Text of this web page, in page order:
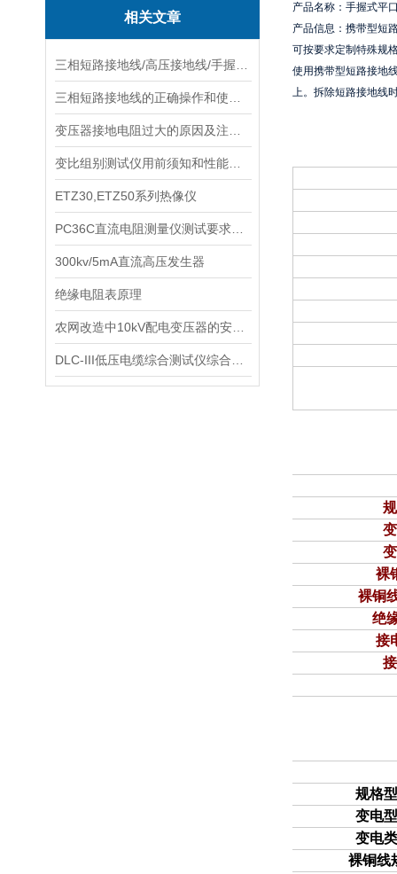
相关文章
ETZ30,ETZ50系列热像仪
300kv/5mA直流高压发生器
绝缘电阻表原理
产品名称：手握式平
产品信息：携带型短
可按要求定制特殊规
使用携带型短路接地
上。拆除短路接地线
裸
裸铜
绝
接
规格
变电
变电
裸铜线